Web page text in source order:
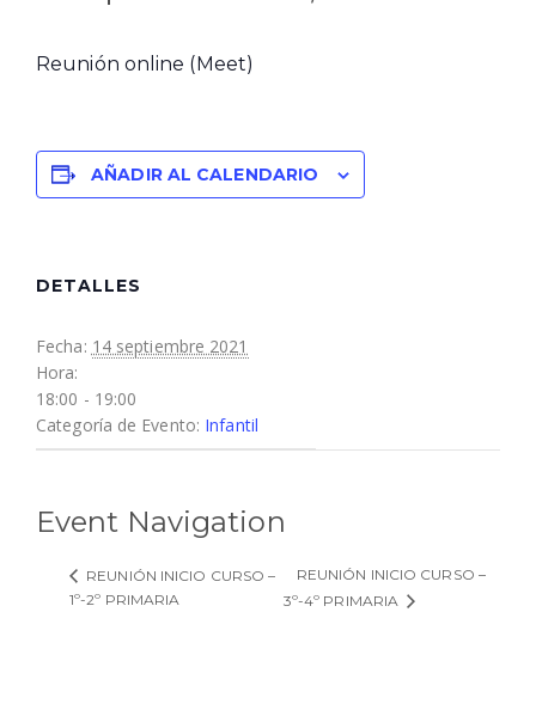
Reunión online (Meet)
AÑADIR AL CALENDARIO
DETALLES
Fecha: 14 septiembre 2021
Hora:
18:00 - 19:00
Categoría de Evento: Infantil
Event Navigation
REUNIÓN INICIO CURSO –
1º-2º PRIMARIA
REUNIÓN INICIO CURSO –
3º-4º PRIMARIA